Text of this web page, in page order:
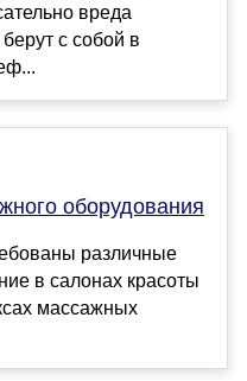
вреда
с собой в
оборудования
различные
в салонах красоты
массажных